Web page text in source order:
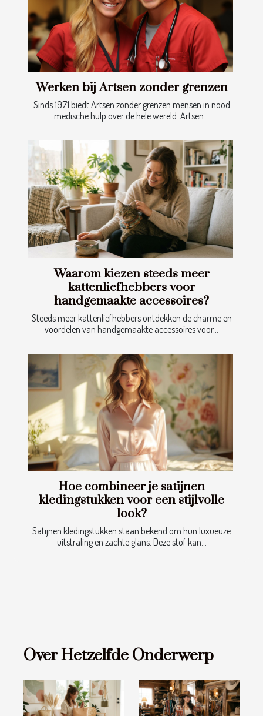
Werken bij Artsen zonder grenzen
Sinds 1971 biedt Artsen zonder grenzen mensen in nood
medische hulp over de hele wereld. Artsen...
Waarom kiezen steeds meer
kattenliefhebbers voor
handgemaakte accessoires?
Steeds meer kattenliefhebbers ontdekken de charme en
voordelen van handgemaakte accessoires voor...
Hoe combineer je satijnen
kledingstukken voor een stijlvolle
look?
Satijnen kledingstukken staan bekend om hun luxueuze
uitstraling en zachte glans. Deze stof kan...
Over Hetzelfde Onderwerp